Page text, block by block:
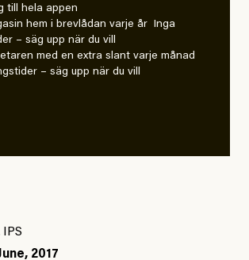
till hela appen
hem i brevlådan varje år Inga
– säg upp när du vill
med en extra slant varje månad
– säg upp när du vill
2017